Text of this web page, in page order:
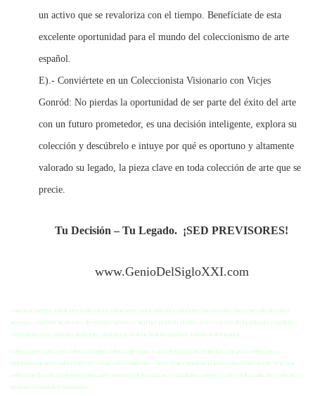
un activo que se revaloriza con el tiempo. Benefíciate de esta
excelente oportunidad para el mundo del coleccionismo de arte
español.
E).- Conviértete en un Coleccionista Visionario con Vicjes
Gonród: No pierdas la oportunidad de ser parte del éxito del arte
con un futuro prometedor, es una decisión inteligente, explora su
colección y descúbrelo e intuye por qué es oportuno y altamente
valorado su legado, la pieza clave en toda colección de arte que se
precie.
Tu Decisión – Tu Legado. ¡SED PREVISORES!
www.GenioDelSigloXXI.com
comprar pintra, valor artes plásticas, valor arte, valor artística, pintores paisajistas, imágenes de paisajes
marinos, cuadros modernos de rostros mujeres, marina pintada al óleo, arte, artistas de la pintura española
contemporánea, pintura moderna, pintura actual en lienzo, pintura artística del pintor
Coleccionar arte, arte coleccionismo, colecciones que se revalorizan con el mejor arte para coleccionar,
Información para coleccionistas sobre coleccionismo e inversión y tendencia para coleccionistas de arte con
colección de arte contemporáneo, arte invertir en los artistas españoles, comprar arte en España, invierte en
pintores españoles modernos.